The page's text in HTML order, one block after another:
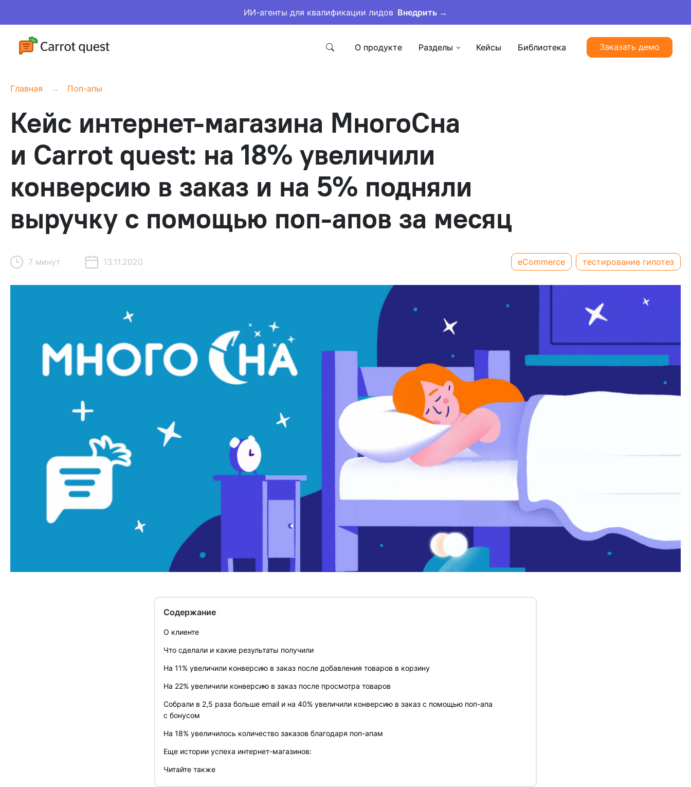
ИИ-агенты для квалификации лидов Внедрить →
О продукте Разделы Кейсы Библиотека Заказать демо
Главная Поп-апы
Кейс интернет-магазина МногоСна
и Carrot quest: на 18% увеличили
конверсию в заказ и на 5% подняли
выручку с помощью поп-апов за месяц
7 минут 13.11.2020 eCommerce тестирование гипотез
Содержание
О клиенте
Что сделали и какие результаты получили
На 11% увеличили конверсию в заказ после добавления товаров в корзину
На 22% увеличили конверсию в заказ после просмотра товаров
Собрали в 2,5 раза больше email и на 40% увеличили конверсию в заказ с помощью поп-апа
с бонусом
На 18% увеличилось количество заказов благодаря поп-апам
Еще истории успеха интернет-магазинов:
Читайте также